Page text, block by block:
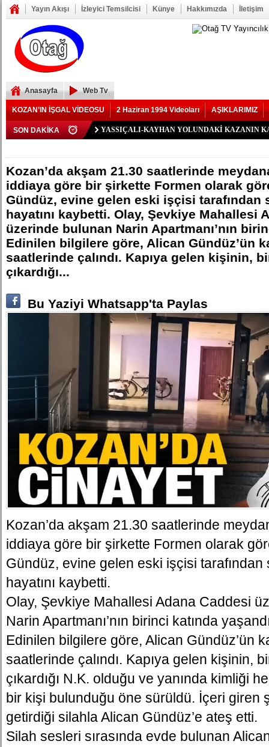
Yayın Akışı İzleyici Temsilcisi Künye Hakkımızda İletişim
Anasayfa Web Tv
KOZAN’IN İŞGAL VİDEOSU 2 Haziran 1994 Videoları AŞIKLARIMIZ
SON DAKİKA Polis Memuru Serkan Duru Son Yolculuğuna
ELEKTRİK YOK
Kozan’da akşam 21.30 saatlerinde
iddiaya göre bir şirkette Formen olarak
Gündüz, evine gelen eski işçisi tarafından
hayatını kaybetti. Olay, Şevkiye Mahallesi
üzerinde bulunan Narin Apartmanı’nın
Edinilen bilgilere göre, Alican Gündüz’ün
saatlerinde çalındı. Kapıya gelen kişinin,
çıkardığı...
Bu Yaziyi Whatsapp'ta Paylas
Kozan’da akşam 21.30 saatlerinde
iddiaya göre bir şirkette Formen olarak
Gündüz, evine gelen eski işçisi
hayatını kaybetti.
Olay, Şevkiye Mahallesi Adana Caddesi
Narin Apartmanı’nın birinci katında
Edinilen bilgilere göre, Alican Gündüz’ün
saatlerinde çalındı. Kapıya gelen kişinin,
çıkardığı N.K. olduğu ve yanında kimliği
bir kişi bulunduğu öne sürüldü. İçeri giren
getirdiği silahla Alican Gündüz’e ateş etti.
Silah sesleri sırasında evde bulunan